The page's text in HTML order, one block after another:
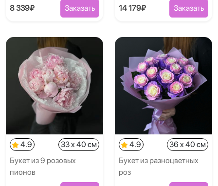
8 339₽ Заказать 14 179₽ Заказать
4.9
33 x 40 см
Букет из 9 розовых
пионов
4.9
36 x 40 см
Букет из разноцветных
роз